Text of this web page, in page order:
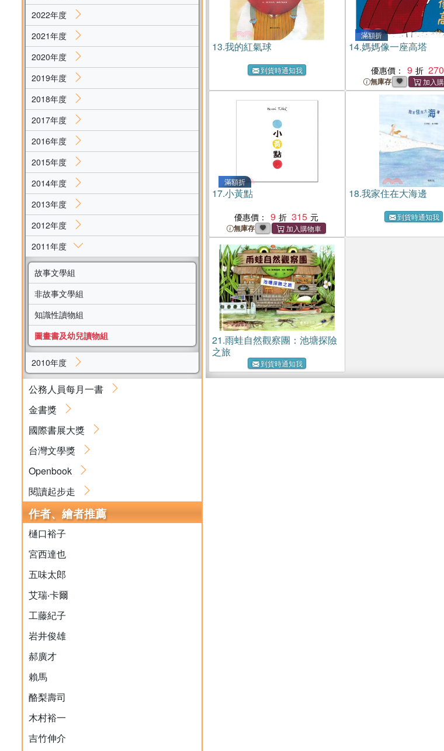
2022年度
2021年度
2020年度
2019年度
2018年度
2017年度
2016年度
2015年度
2014年度
2013年度
2012年度
2011年度
故事文學組
非故事文學組
知識性讀物組
圖畫書及幼兒讀物組
2010年度
公務人員每月一書
金書獎
國際書展大獎
台灣文學獎
Openbook
閱讀起步走
作者、繪者推薦
樋口裕子
宮西達也
五味太郎
艾瑞‧卡爾
工藤紀子
岩井俊雄
郝廣才
賴馬
酪梨壽司
木村裕一
吉竹伸介
13.我的紅氣球
到貨時通知我
滿額折
14.媽媽像一座高塔
優惠價： 9 270
無庫存
滿額折
17.小黃點
優惠價： 9 315
無庫存
18.我家住在大海邊
到貨時通知我
21.雨蛙自然觀察團：池塘探險
之旅
到貨時通知我